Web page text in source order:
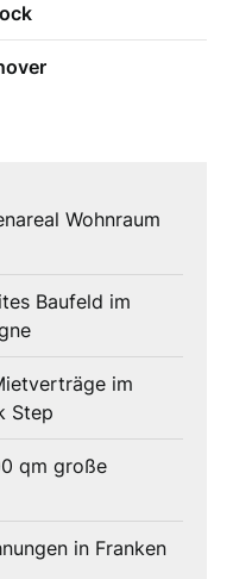
Wohnraum
Baufeld im
im
Step
qm große
in Franken